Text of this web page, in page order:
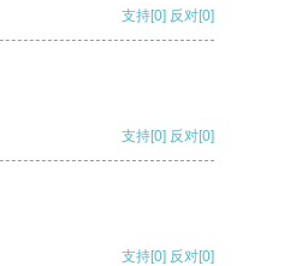
支持[0] 反对[0]
支持[0] 反对[0]
支持[0] 反对[0]